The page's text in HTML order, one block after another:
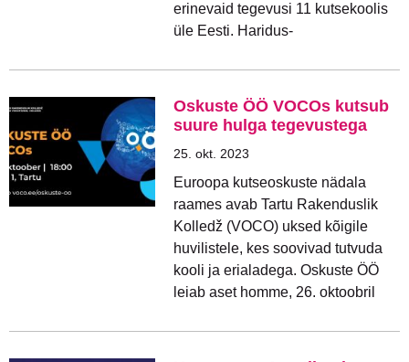
erinevaid tegevusi 11 kutsekoolis
üle Eesti. Haridus-
Oskuste ÖÖ VOCOs kutsub
suure hulga tegevustega
25. okt. 2023
Euroopa kutseoskuste nädala
raames avab Tartu Rakenduslik
Kolledž (VOCO) uksed kõigile
huvilistele, kes soovivad tutvuda
kooli ja erialadega. Oskuste ÖÖ
leiab aset homme, 26. oktoobril